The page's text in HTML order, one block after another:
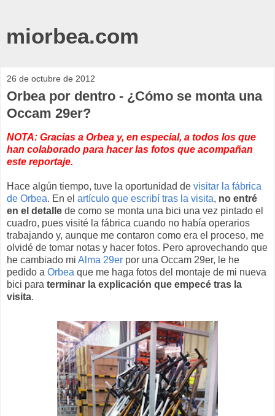
miorbea.com
26 de octubre de 2012
Orbea por dentro - ¿Cómo se monta una
Occam 29er?
NOTA: Gracias a Orbea y, en especial, a todos los que
han colaborado para hacer las fotos que acompañan
este reportaje.
Hace algún tiempo, tuve la oportunidad de visitar la fábrica
de Orbea. En el artículo que escribí tras la visita, no entré
en el detalle de como se monta una bici una vez pintado el
cuadro, pues visité la fábrica cuando no había operarios
trabajando y, aunque me contaron como era el proceso, me
olvidé de tomar notas y hacer fotos. Pero aprovechando que
he cambiado mi Alma 29er por una Occam 29er, le he
pedido a Orbea que me haga fotos del montaje de mi nueva
bici para terminar la explicación que empecé tras la
visita.